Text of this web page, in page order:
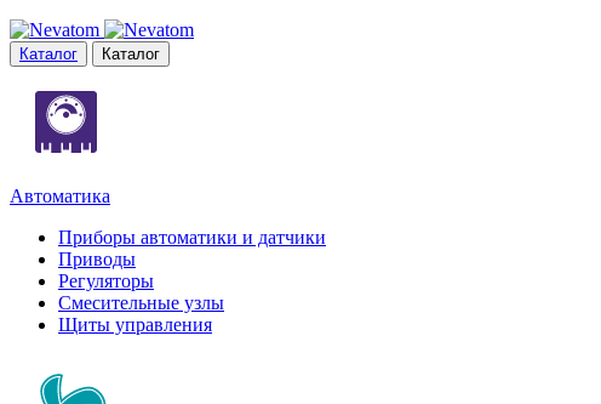
Каталог Каталог
Автоматика
Приборы автоматики и датчики
Приводы
Регуляторы
Смесительные узлы
Щиты управления